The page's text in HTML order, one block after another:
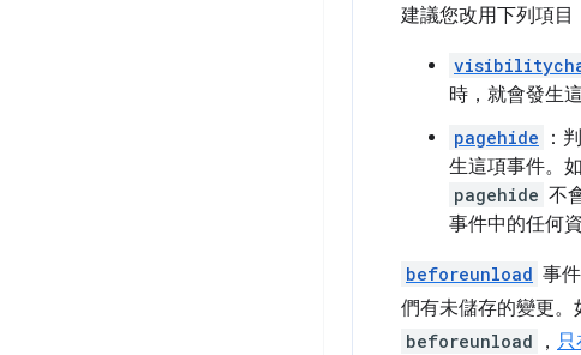
建議您改用下列項目
時，就會發生
pagehide
：
生這項事件。
pagehide 不
事件中的任何
beforeunload 事
們有未儲存的變更
beforeunload ，